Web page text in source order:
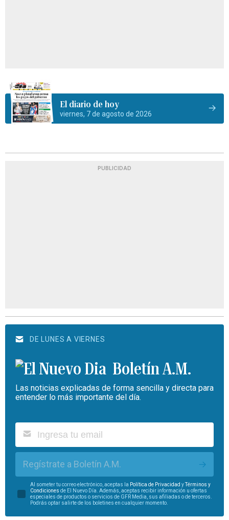
El diario de hoy
viernes, 7 de agosto de 2026
PUBLICIDAD
DE LUNES A VIERNES
Boletín A.M.
Las noticias explicadas de forma sencilla y directa para
entender lo más importante del día.
Regístrate a Boletín A.M.
Al someter tu correo electrónico, aceptas la Política de Privacidad yTérminos y
Condiciones de El Nuevo Día. Además, aceptas recibir información u ofertas
especiales de productos o servicios de GFR Media, sus afiliadas o de terceros.
Podrás optar salirte de los boletines en cualquier momento.